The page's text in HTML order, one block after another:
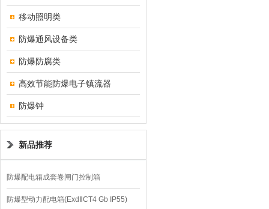
移动照明类
防爆通风设备类
防爆防腐类
高效节能防爆电子镇流器
防爆钟
新品推荐
防爆配电箱成套卷闸门控制箱
防爆型动力配电箱(ExdⅡCT4 Gb IP55)